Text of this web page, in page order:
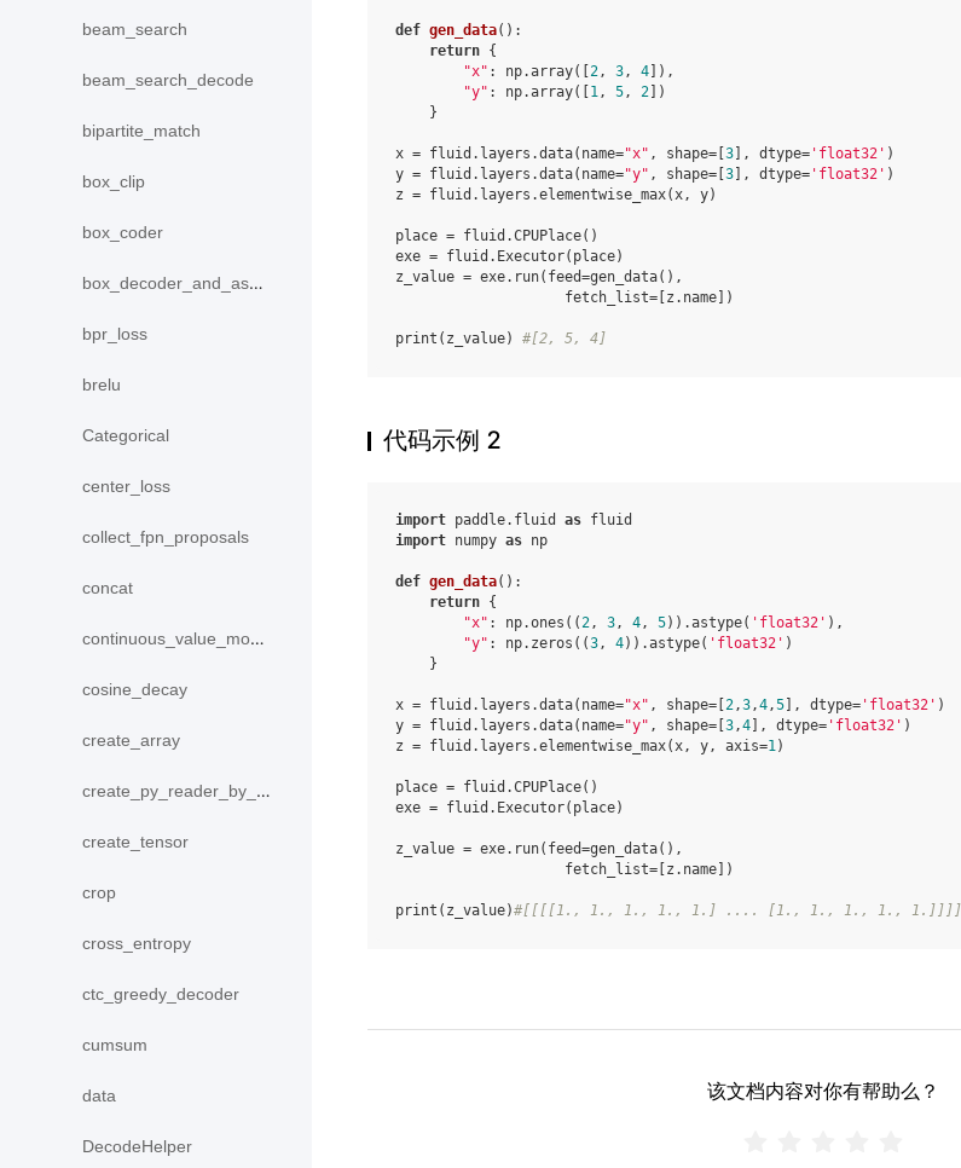
beam_search
beam_search_decode
bipartite_match
box_clip
box_coder
box_decoder_and_assign
bpr_loss
brelu
Categorical
center_loss
collect_fpn_proposals
concat
continuous_value_model
cosine_decay
create_array
create_py_reader_by_data
create_tensor
crop
cross_entropy
ctc_greedy_decoder
cumsum
data
DecodeHelper
def gen_data():
return {
"x" : np.array([ 2, 3, 4 ]),
"y" : np.array([ 1, 5, 2 ])
}
x = fluid . layers .data( name="x" , shape= 3 ], dtype= 'float32' )
y = fluid . layers .data( name="y" , shape= 3 ], dtype= 'float32' )
z = fluid . layers .elementwise_max(x, y)
place = fluid .CPUPlace()
exe = fluid . Executor( place)
z_value = exe. run( feed=gen_data(),
fetch_list= z . name ])
print ( z_value) #[2, 5, 4]
代码示例 2
import paddle.fluid as fluid
import numpy as np
def gen_data():
return {
"x" : np.ones ((2, 3, 4, 5)) .astype( 'float32' ),
"y" : np. zeros ((3, 4)) .astype( 'float32' )
}
x = fluid . layers .data( name="x" , shape= 2,3,4,5 ], dtype= 'float32' )
y = fluid . layers .data( name="y" , shape= 3,4 ], dtype= 'float32' )
z = fluid . layers .elementwise_max(x, y, axis=1)
place = fluid .CPUPlace()
exe = fluid . Executor( place)
z_value = exe. run( feed=gen_data(),
fetch_list= z . name ])
print ( z_value)#[[[[1., 1., 1., 1., 1.] .... [1., 1., 1., 1., 1.]]]]
该文档内容对你有帮助么？